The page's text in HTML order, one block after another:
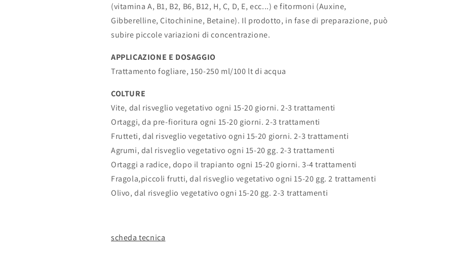
(vitamina A, B1, B2, B6, B12, H, C, D, E, ecc...) e fitormoni (Auxine,
Gibberelline, Citochinine, Betaine). Il prodotto, in fase di preparazione, può
subire piccole variazioni di concentrazione.
APPLICAZIONE E DOSAGGIO
Trattamento fogliare, 150-250 ml/100 lt di acqua
COLTURE
Vite, dal risveglio vegetativo ogni 15-20 giorni. 2-3 trattamenti
Ortaggi, da pre-fioritura ogni 15-20 giorni. 2-3 trattamenti
Frutteti, dal risveglio vegetativo ogni 15-20 giorni. 2-3 trattamenti
Agrumi, dal risveglio vegetativo ogni 15-20 gg. 2-3 trattamenti
Ortaggi a radice, dopo il trapianto ogni 15-20 giorni. 3-4 trattamenti
Fragola,piccoli frutti, dal risveglio vegetativo ogni 15-20 gg. 2 trattamenti
Olivo, dal risveglio vegetativo ogni 15-20 gg. 2-3 trattamenti
scheda tecnica